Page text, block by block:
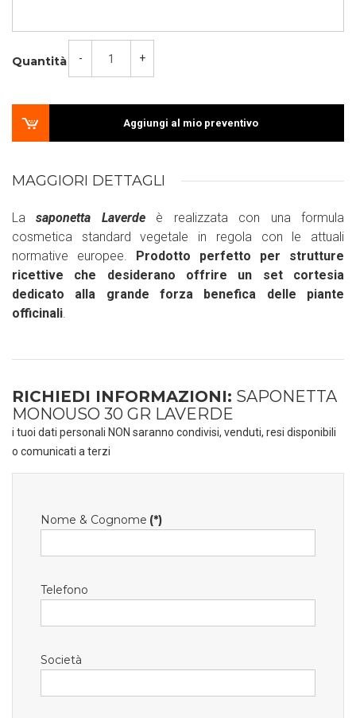
Quantità - +
Aggiungi al mio preventivo
MAGGIORI DETTAGLI
La saponetta Laverde è realizzata con una formula
cosmetica standard vegetale in regola con le attuali
normative europee. Prodotto perfetto per strutture
ricettive che desiderano offrire un set cortesia
dedicato alla grande forza benefica delle piante
officinali.
RICHIEDI INFORMAZIONI: SAPONETTA
MONOUSO 30 GR LAVERDE
i tuoi dati personali NON saranno condivisi, venduti, resi disponibili
o comunicati a terzi
Nome & Cognome (*)
Telefono
Società